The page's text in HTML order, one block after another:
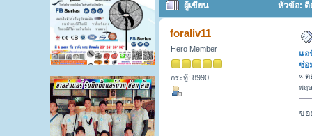
ผู้เขียน หัวข้อ: ติ
บริการซ่อม-ล้าง T:089-2061016. (อ่า
foraliv11
Hero Member
กระทู้: 8990
แอ
ซ่อ
« ต
พฤ
ขอ